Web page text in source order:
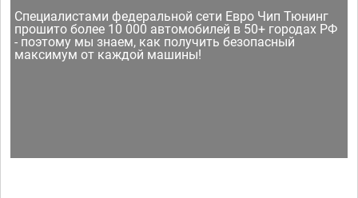
Специалистами федеральной сети Евро Чип Тюнинг
прошито более 10 000 автомобилей в 50+ городах РФ
- поэтому мы знаем, как получить безопасный
максимум от каждой машины!